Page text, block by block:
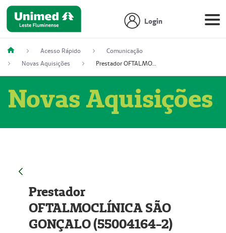
Login
Acesso Rápido
Comunicação
Novas Aquisições
Prestador OFTALMOCLÍNICA SÃO GONÇALO (55004164-2)
Novas Aquisições
Prestador
OFTALMOCLÍNICA SÃO
GONÇALO (55004164-2)